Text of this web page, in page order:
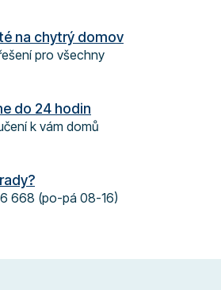
p
r
y
v
s
na chytrý domov
pro všechny
do 24 hodin
k vám domů
668 (po-pá 08-16)